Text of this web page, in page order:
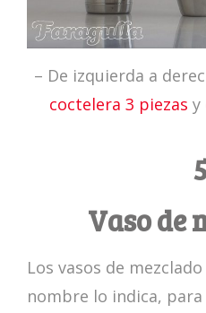
– De izquierda a
coctelera 3 piezas y
Vaso de
Los vasos de
nombre lo indica, para